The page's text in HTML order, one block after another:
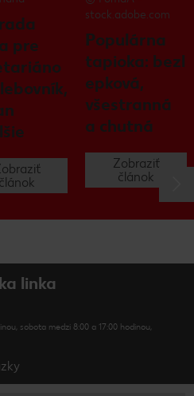
pre
článok
stock.adobe.com
Populárna
tapioka: bezl
epková,
všestranná
a chutná
Zobraziť
článok
linka
sobota medzi 8:00 a 17:00 hodinou,